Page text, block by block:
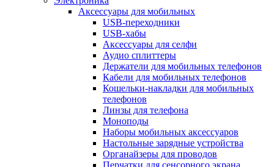
Аксессуары для мобильных
USB-переходники
USB-хабы
Аксессуары для селфи
Аудио сплиттеры
Держатели для мобильных телефонов
Кабели для мобильных телефонов
Кошельки-накладки для мобильных
телефонов
Линзы для телефона
Моноподы
Наборы мобильных аксессуаров
Настольные зарядные устройства
Органайзеры для проводов
Перчатки для сенсорного экрана